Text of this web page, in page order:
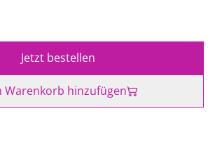
Jetzt bestellen
Warenkorb hinzufügen